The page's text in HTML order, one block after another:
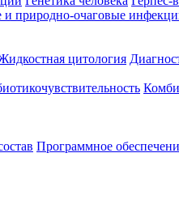
и природно-очаговые
цитология
Программное